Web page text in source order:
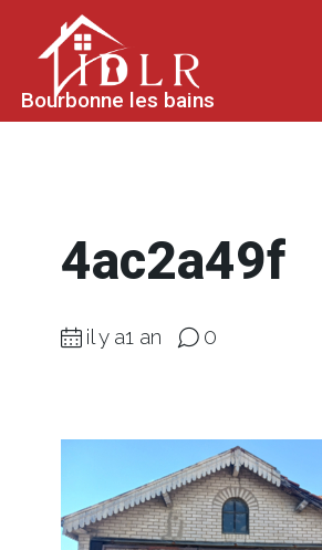
Bourbonne les bains
4ac2a49f
il y a1 an 0